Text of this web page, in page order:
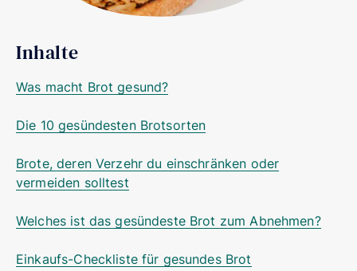
Inhalte
Was macht Brot gesund?
Die 10 gesündesten Brotsorten
Brote, deren Verzehr du einschränken oder
vermeiden solltest
Welches ist das gesündeste Brot zum Abnehmen?
Einkaufs-Checkliste für gesundes Brot